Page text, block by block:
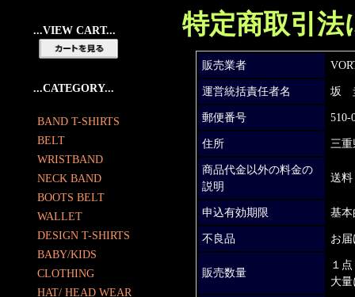
...VIEW CART...
...CATEGORY...
BAND T-SHIRTS
BELT
WRISTBAND
NECK BAND
BOOTS BELT
WALLET
DESIGN T-SHIRTS
BABY/KIDS
CLOTHING
HAT/ HEAD WEAR
特定商取引法
販売業者
運営統括責任者名 坂
郵便番号 510-
住所 三重
商品代金以外の料金の
説明
送料
申込有効期限 基本
不良品 お
販売数量
１
大